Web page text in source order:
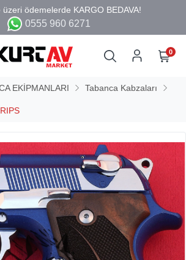
0555 960 6271
0
EKİPMANLARI Tabanca Kabzaları